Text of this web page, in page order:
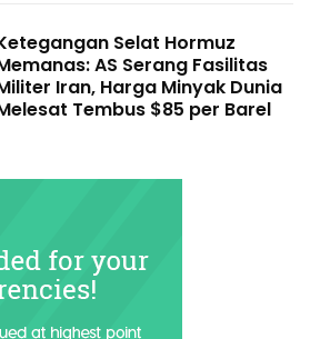
Selat Hormuz
AS Serang Fasilitas
Iran, Harga Minyak Dunia
Tembus $85 per Barel